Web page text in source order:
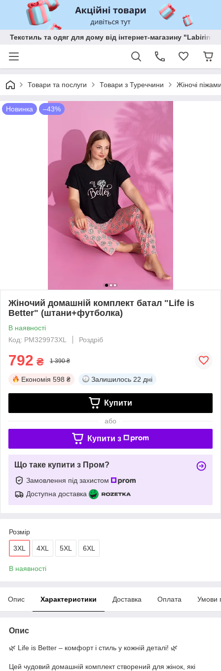
Текстиль та одяг для дому від інтернет-магазину "Labirint"
Товари та послуги Товари з Туреччини Жіночі
Новинка –43%
Жіночий домашній комплект батал "Life is
Better" (штани+футболка)
В наявності
Код: PM329973XL
Роздріб
792 ₴ 1 390 ₴
Економія 598 ₴ Залишилось 22 дні
Купити
або
Купити з
Що таке купити з Пром?
Замовлення під захистом
Доступна доставка
Розмір
3XL 4XL 5XL 6XL
В наявності
Опис Характеристики Доставка Оплата Умови
Опис
🌿 Life is Better – комфорт і стиль у кожній деталі! 🌿
Цей чудовий домашній комплект створений для жінок, які